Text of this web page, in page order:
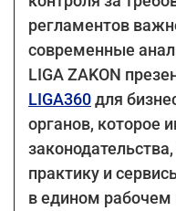
регламентов
современные
LIGA ZAKON
LIGA360для
органов, которое
практику и
в едином рабочем